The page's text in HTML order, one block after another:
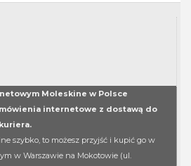
Moleskine w Polsce
internetowe z dostawą do
szybko, to możesz przyjść i kupić go w
w Warszawie na Mokotowie (ul.